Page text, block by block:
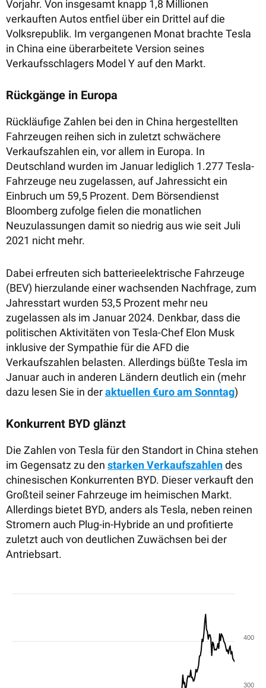
Vorjahr. Von insgesamt knapp 1,8 Millionen
verkauften Autos entfiel über ein Drittel auf die
Volksrepublik. Im vergangenen Monat brachte Tesla
in China eine überarbeitete Version seines
Verkaufsschlagers Model Y auf den Markt.
Rückgänge in Europa
Rückläufige Zahlen bei den in China hergestellten
Fahrzeugen reihen sich in zuletzt schwächere
Verkaufszahlen ein, vor allem in Europa. In
Deutschland wurden im Januar lediglich 1.277 Tesla-
Fahrzeuge neu zugelassen, auf Jahressicht ein
Einbruch um 59,5 Prozent. Dem Börsendienst
Bloomberg zufolge fielen die monatlichen
Neuzulassungen damit so niedrig aus wie seit Juli
2021 nicht mehr.
Dabei erfreuten sich batterieelektrische Fahrzeuge
(BEV) hierzulande einer wachsenden Nachfrage, zum
Jahresstart wurden 53,5 Prozent mehr neu
zugelassen als im Januar 2024. Denkbar, dass die
politischen Aktivitäten von Tesla-Chef Elon Musk
inklusive der Sympathie für die AFD die
Verkaufszahlen belasten. Allerdings büßte Tesla im
Januar auch in anderen Ländern deutlich ein (mehr
dazu lesen Sie in deraktuellen €uro am Sonntag)
Konkurrent BYD glänzt
Die Zahlen von Tesla für den Standort in China stehen
im Gegensatz zu den starken Verkaufszahlendes
chinesischen Konkurrenten BYD. Dieser verkauft den
Großteil seiner Fahrzeuge im heimischen Markt.
Allerdings bietet BYD, anders als Tesla, neben reinen
Stromern auch Plug-in-Hybride an und profitierte
zuletzt auch von deutlichen Zuwächsen bei der
Antriebsart.
300
400